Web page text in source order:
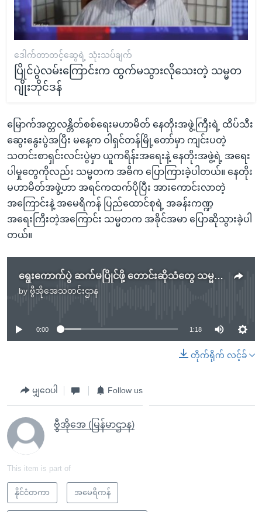
ဒေါက်တာတင့်ဆွေရဲ့ သုံးသပ်ချက်
ပြိုင်ပွဲလမ်းကြောင်းက ထွက်မသွားလိုသေးတဲ့ သမ္မတ
ဂျိုးဘိုင်ဒန်
မြောက်အတ္တလန္တိတ်စစ်ရေးမဟာမိတ် နေတိုးအဖွဲ့ကြီးရဲ့ ထိပ်သီး
ဆွေးနွေးပွဲအပြီး မနေ့က ဝါရှင်တန်မြို့တော်မှာ ကျင်းပတဲ့
သတင်းစာရှင်းလင်းပွဲမှာ ယူကရိန်းအရေးနဲ့ နေတိုးအဖွဲ့ရဲ့ အရေး
ပါမှုတွေကိုလည်း သမ္မတက အဓိက ပြောကြားခဲ့ပါတယ်။ နေတိုး
မဟာမိတ်အဖွဲ့ဟာ အရင်ကထက်ပိုပြီး အားကောင်းလာတဲ့
အကြောင်းနဲ့ အမေရိကန် ပြည်ထောင်စုရဲ့ အခန်းကဏ္ဍ
အရေးကြီးတဲ့အကြောင်း သမ္မတက အခိုင်အမာ ပြောဆိုသွားခဲ့ပါ
တယ်။
ရွေးကောက်ပွဲ ဆက်မပြိုင်ဖို့ တောင်းဆိုသံတွေ သမ္မတဘိုင်ဒန် လက်မခံ
by ဗွီအိုအေသတင်းဌာန
No media source currently available
0:00 1:18
တိုက်ရိုက် လင့်ခ်
မျှဝေပါ Follow us
ဗွီအိုအေ (မြန်မာဌာန)
This item is part of
နိုင်ငံတကာ အမေရိကန်